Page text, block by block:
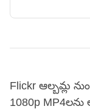
Flickr ఆల్బమ్ల
1080p